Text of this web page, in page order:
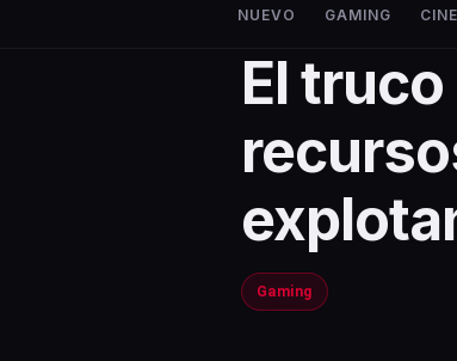
NUEVO GAMING CINE
El
Gaming